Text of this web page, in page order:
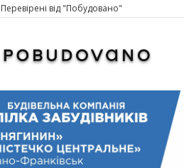
Перевірені від "Побудовано"